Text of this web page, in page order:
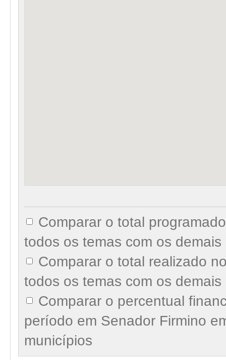
Comparar o total
todos os temas com os
Comparar o total realizado
todos os temas com os
Comparar o percentual
período em Senador Firmino
municípios